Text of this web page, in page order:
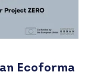
Ecoforma